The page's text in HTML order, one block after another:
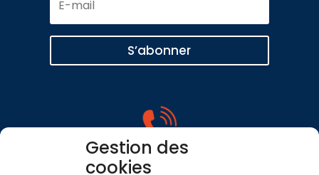
Gestion des
cookies
mail
S’abonner